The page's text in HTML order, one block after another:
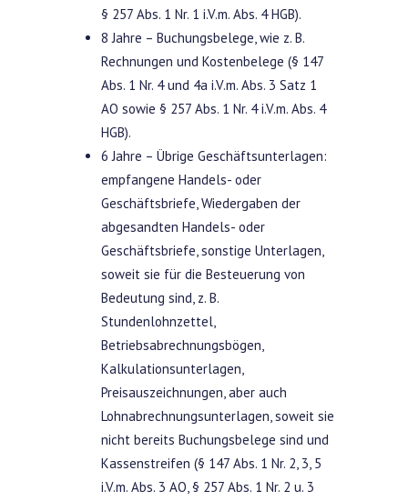
§ 257 Abs. 1 Nr. 1 i.V.m. Abs. 4 HGB).
8 Jahre – Buchungsbelege, wie z. B.
Rechnungen und Kostenbelege (§ 147
Abs. 1 Nr. 4 und 4a i.V.m. Abs. 3 Satz 1
AO sowie § 257 Abs. 1 Nr. 4 i.V.m. Abs. 4
HGB).
6 Jahre – Übrige Geschäftsunterlagen:
empfangene Handels- oder
Geschäftsbriefe, Wiedergaben der
abgesandten Handels- oder
Geschäftsbriefe, sonstige Unterlagen,
soweit sie für die Besteuerung von
Bedeutung sind, z. B.
Stundenlohnzettel,
Betriebsabrechnungsbögen,
Kalkulationsunterlagen,
Preisauszeichnungen, aber auch
Lohnabrechnungsunterlagen, soweit sie
nicht bereits Buchungsbelege sind und
Kassenstreifen (§ 147 Abs. 1 Nr. 2, 3, 5
i.V.m. Abs. 3 AO, § 257 Abs. 1 Nr. 2 u. 3